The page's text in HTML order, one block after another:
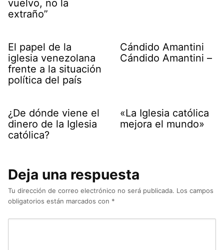
vuelvo, no la
extraño”
El papel de la
iglesia venezolana
frente a la situación
política del país
Cándido Amantini
Cándido Amantini –
¿De dónde viene el
dinero de la Iglesia
católica?
«La Iglesia católica
mejora el mundo»
Deja una respuesta
Tu dirección de correo electrónico no será publicada. Los campos
obligatorios están marcados con *